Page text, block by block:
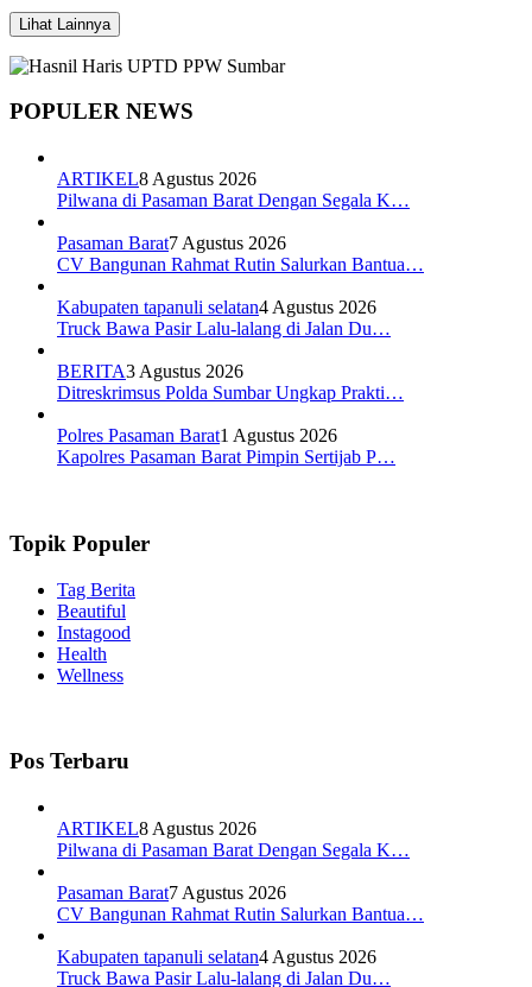
Lihat Lainnya
POPULER NEWS
ARTIKEL8 Agustus 2026
Pilwana di Pasaman Barat Dengan Segala K…
Pasaman Barat7 Agustus 2026
CV Bangunan Rahmat Rutin Salurkan Bantua…
Kabupaten tapanuli selatan4 Agustus 2026
Truck Bawa Pasir Lalu-lalang di Jalan Du…
BERITA3 Agustus 2026
Ditreskrimsus Polda Sumbar Ungkap Prakti…
Polres Pasaman Barat1 Agustus 2026
Kapolres Pasaman Barat Pimpin Sertijab P…
Topik Populer
Tag Berita
Beautiful
Instagood
Health
Wellness
Pos Terbaru
ARTIKEL8 Agustus 2026
Pilwana di Pasaman Barat Dengan Segala K…
Pasaman Barat7 Agustus 2026
CV Bangunan Rahmat Rutin Salurkan Bantua…
Kabupaten tapanuli selatan4 Agustus 2026
Truck Bawa Pasir Lalu-lalang di Jalan Du…